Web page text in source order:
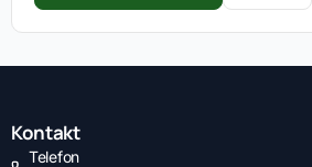
Kontakt
Telefon